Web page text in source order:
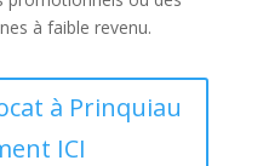
à faible revenu.
à Prinquiau
ICI